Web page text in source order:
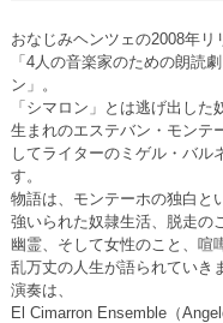
おなじみヘンツェの2008年リ
「4人の音楽家のための朗読
ン」。
「シマロン」とは逃げ出し
生まれのエステバン・モンテ
してライターのミゲル・バル
す。
物語は、モンテーホの独白と
強いられた奴隷生活、脱走の
幽霊、そして女性のこと、喧
乱万丈の人生が語られていき
演奏は、
El Cimarron Ensemble（